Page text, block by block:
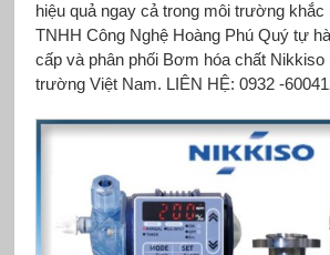
hiệu quả ngay cả trong môi trường khắc
TNHH Công Nghệ Hoàng Phú Quý tự
cấp và phân phối Bơm hóa chất Nikkiso
trường Việt Nam. LIÊN HỆ: 0932 -